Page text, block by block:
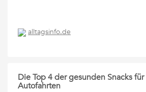
alltagsinfo.de
Die Top 4 der gesunden Snacks
Autofahrten